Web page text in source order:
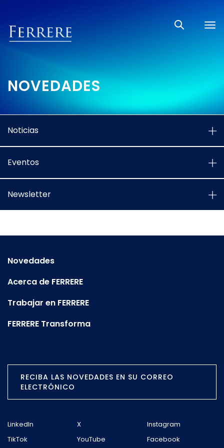
NOVEDADES
Noticias
Eventos
Newsletter
Novedades
Acerca de FERRERE
Trabajar en FERRERE
FERRERE Transforma
RECIBA LAS NOVEDADES EN SU CORREO
ELECTRÓNICO
LinkedIn X
Instagram
TikTok
YouTube Facebook